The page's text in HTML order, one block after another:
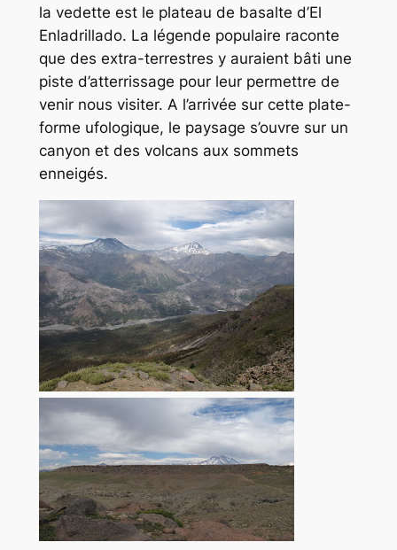
la vedette est le plateau de basalte d’El
Enladrillado. La légende populaire raconte
que des extra-terrestres y auraient bâti une
piste d’atterrissage pour leur permettre de
venir nous visiter. A l’arrivée sur cette plate-
forme ufologique, le paysage s’ouvre sur un
canyon et des volcans aux sommets
enneigés.